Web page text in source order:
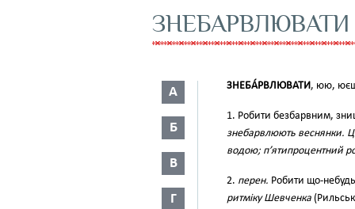
ЗНЕБАРВЛЮВАТИ
А
Б
В
Г
ЗНЕБА́РВЛЮВАТИ, юю,
1. Робити безбарвним,
знебарвлюють веснянки.
водою; п’ятипроцентний
2. перен. Робити що-
ритміку Шевченка